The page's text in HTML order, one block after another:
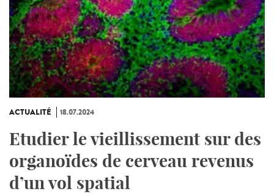
ACTUALITÉ 18.07.2024
Etudier le vieillissement sur des
organoïdes de cerveau revenus
d’un vol spatial